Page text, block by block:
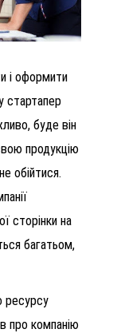
і оформити
стартапер
буде він
продукцію
обійтися.
сторінки на
багатьом,
ресурсу
про компанію